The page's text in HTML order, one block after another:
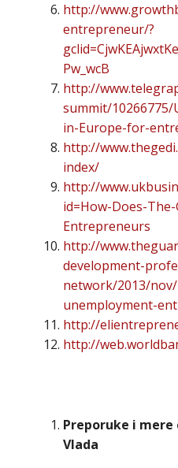
http://
entrepreneur/?
Pw_wcB
http://
summit/10266775/
in-Europe-for-
http://
index/
http://
id=How-Does-
Entrepreneurs
http://
development-
network/2013/
unemployment-
http://
http://
Preporuke i
Vlada